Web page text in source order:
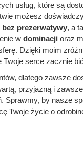
usług, które są
możesz
prezerwatywy, a
w dominacji oraz
Dzięki moim
Twoje serce zacznie
dlatego zawsze
przyjazną i
Sprawmy, by nasze
Twoje życie o